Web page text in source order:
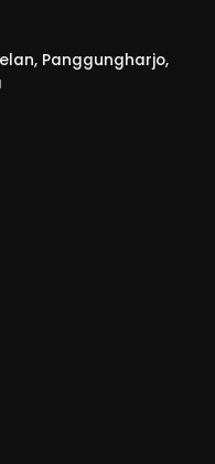
Panggungharjo,